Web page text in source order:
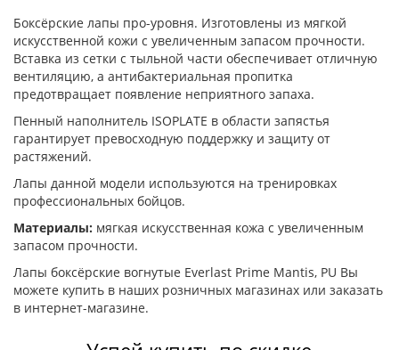
Боксёрские лапы про-уровня. Изготовлены из мягкой
искусственной кожи с увеличенным запасом прочности.
Вставка из сетки с тыльной части обеспечивает отличную
вентиляцию, а антибактериальная пропитка
предотвращает появление неприятного запаха.
Пенный наполнитель ISOPLATE в области запястья
гарантирует превосходную поддержку и защиту от
растяжений.
Лапы данной модели используются на тренировках
профессиональных бойцов.
Материалы: мягкая искусственная кожа с увеличенным
запасом прочности.
Лапы боксёрские вогнутые Everlast Prime Mantis, PU Вы
можете купить в наших розничных магазинах или заказать
в интернет-магазине.